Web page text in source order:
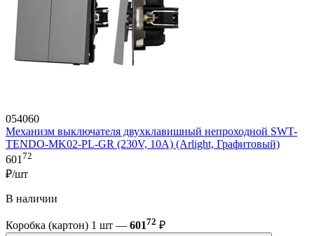
054060
Механизм выключателя двухклавишный непроходной SWT-
TENDO-MK02-PL-GR (230V, 10A) (Arlight, Графитовый)
601 72
₽/шт
В наличии
Коробка (картон) 1 шт — 60172 ₽